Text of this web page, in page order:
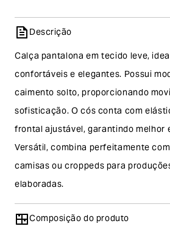
Descrição
Calça pantalona em tecido leve,
confortáveis e elegantes. Possui
caimento solto, proporcionando
sofisticação. O cós conta com
frontal ajustável, garantindo melhor
Versátil, combina perfeitamente
camisas ou croppeds para
elaboradas.
Composição do produto